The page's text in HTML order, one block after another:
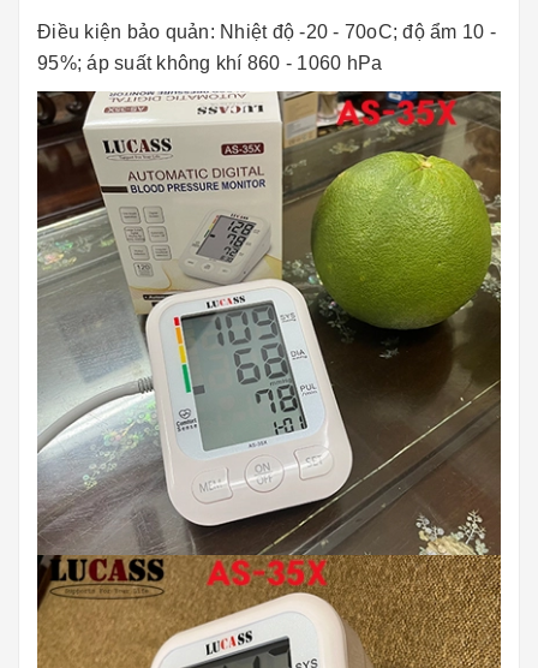
Điều kiện bảo quản: Nhiệt độ -20 - 70oC; độ ẩm 10 -
95%; áp suất không khí 860 - 1060 hPa